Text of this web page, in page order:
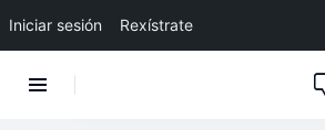
Iniciar sesión Rexístrate